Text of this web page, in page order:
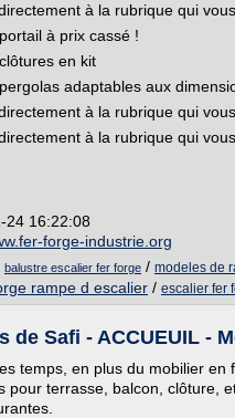
à la rubrique qui
à prix cassé !
en kit
adaptables aux
à la rubrique qui
à la rubrique qui
24 16:22:08
forge-industrie.org
balustre escalier fer forge / modeles de
rampe d escalier / escalier fer
de Safi - ACCUEUIL -
temps, en plus du mobilier
pour terrasse, balcon, clôture,